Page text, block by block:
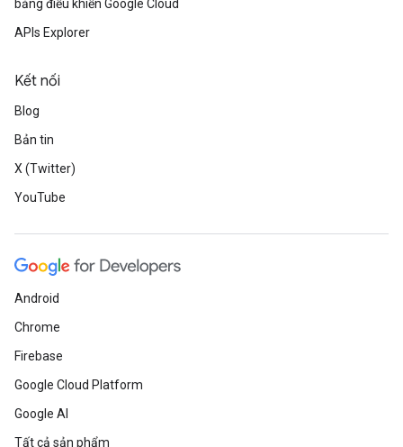
bảng điều khiển Google Cloud
APIs Explorer
Kết nối
Blog
Bản tin
X (Twitter)
YouTube
Android
Chrome
Firebase
Google Cloud Platform
Google AI
Tất cả sản phẩm